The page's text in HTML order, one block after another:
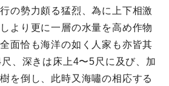
の勢力頗る猛烈、為に上下相激
より更に一層の水量を高め作物
面恰も海洋の如く人家も亦皆其
、深きは床上4〜5尺に及び、加
を倒し、此時又海嘯の相応する